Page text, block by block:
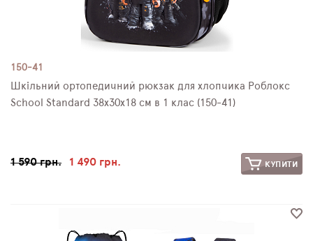
150-41
Шкільний ортопедичний рюкзак для хлопчика Роблокс
School Standard 38х30х18 см в 1 клас (150-41)
1 590 грн. 1 490 грн. КУПИТИ